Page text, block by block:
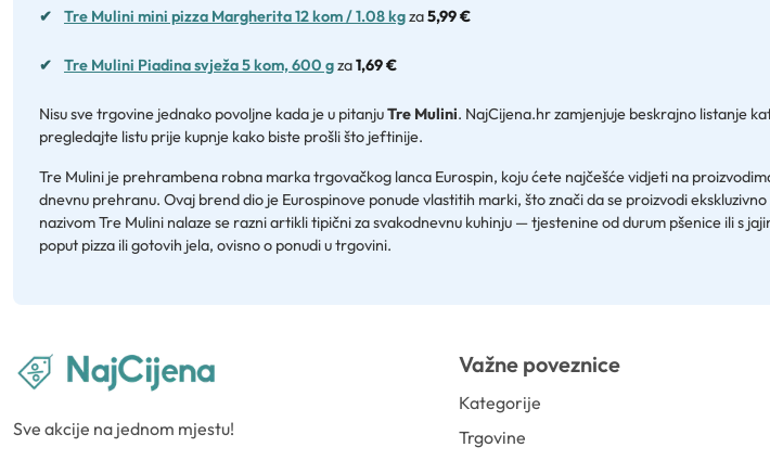
✔ Tre Mulini mini pizza Margherita 12 kom / 1.08 kgza5,99 €
✔ Tre Mulini Piadina svježa 5 kom, 600 gza1,69 €
Nisu sve trgovine jednako povoljne kada je u pitanjuTre Mulini. NajCijena.hr zamjenjuje beskrajno listanje
pregledajte listu prije kupnje kako biste prošli što jeftinije.
Tre Mulini je prehrambena robna marka trgovačkog lanca Eurospin, koju ćete najčešće vidjeti na
dnevnu prehranu. Ovaj brend dio je Eurospinove ponude vlastitih marki, što znači da se proizvodi
nazivom Tre Mulini nalaze se razni artikli tipični za svakodnevnu kuhinju — tjestenine od durum pšenice ili s
poput pizza ili gotovih jela, ovisno o ponudi u trgovini.
Sve akcije na jednom mjestu!
Važne poveznice
Kategorije
Trgovine